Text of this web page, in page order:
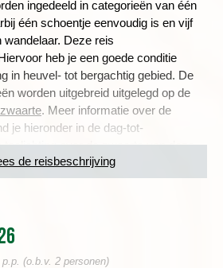
ingedeeld in categorieën van één
één schoentje eenvoudig is en vijf
Deze reis
heb je een goede conditie
in heuvel- tot bergachtig gebied. De
worden uitgebreid uitgelegd op de
. Meer informatie over de
je hieronder in de dag-tot-
toelichting over de zwaarte van deze
informatie.
de reisbeschrijving
(o.b.v. 2 personen)